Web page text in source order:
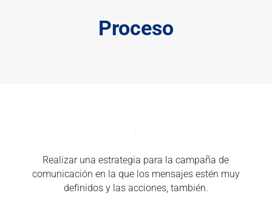
Proceso
Realizar una estrategia para la campaña de
comunicación en la que los mensajes estén muy
definidos y las acciones, también.